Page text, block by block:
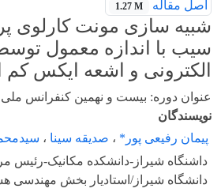
اصل مقاله 1.27 M
شبیه سازی مونت کارلوی
سیب با اندازه معمول
الکترونی و اشعه ایکس کم
عنوان دوره: بیست و نهمین کنفرانس
نویسندگان
پیمان رفیعی پور* ، صدیقه سینا ،
داشنگاه شیراز-دانشکده مکانیک-رئیس
دانشگاه شیراز/استادیار بخش مهندسی